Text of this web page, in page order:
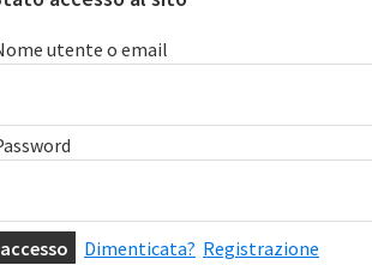
utente o email
Dimenticata? Registrazione